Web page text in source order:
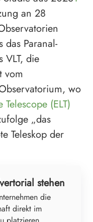
an 28
das Paranal-
VLT, die
vom
wo
(ELT)
„das
Teleskop der
stehen
die
direkt im